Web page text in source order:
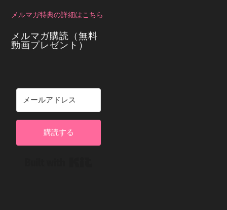
メルマガ特典の詳細はこちら
メルマガ購読（無料
動画プレゼント）
購読する